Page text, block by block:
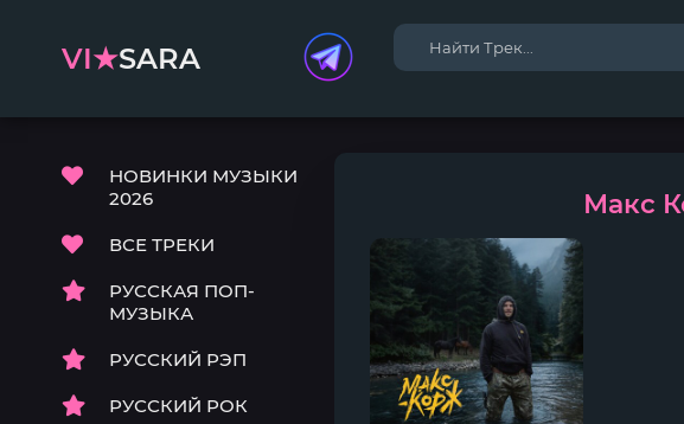
VI★SARA
НОВИНКИ МУЗЫКИ
2026
ВСЕ ТРЕКИ
РУССКАЯ ПОП-
МУЗЫКА
РУССКИЙ РЭП
РУССКИЙ РОК
Макс